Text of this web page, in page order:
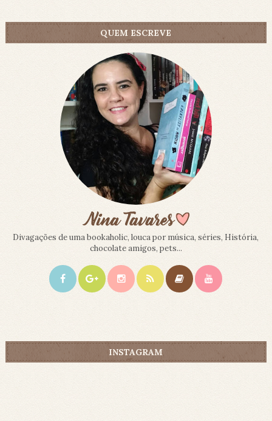
QUEM ESCREVE
Divagações de uma bookaholic, louca por música, séries, História,
chocolate amigos, pets...
INSTAGRAM